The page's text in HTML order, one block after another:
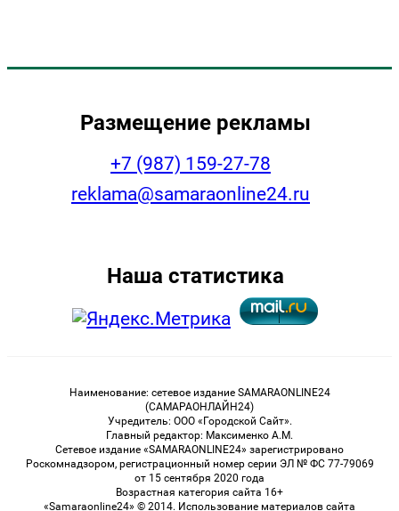
Размещение рекламы
+7 (987) 159-27-78
reklama@samaraonline24.ru
Наша статистика
Наименование: сетевое издание SAMARAONLINE24
(САМАРАОНЛАЙН24)
Учредитель: ООО «Городской Сайт».
Главный редактор: Максименко А.М.
Сетевое издание «SAMARAONLINE24» зарегистрировано
Роскомнадзором, регистрационный номер серии ЭЛ № ФС 77-79069
от 15 сентября 2020 года
Возрастная категория сайта 16+
«Samaraonline24» © 2014. Использование материалов сайта